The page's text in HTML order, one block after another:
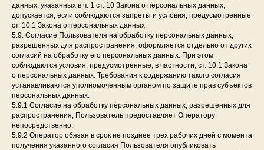
данных, указанных в ч. 1 ст. 10 Закона о персональных данных,
допускается, если соблюдаются запреты и условия, предусмотренные
ст. 10.1 Закона о персональных данных.
5.9. Согласие Пользователя на обработку персональных данных,
разрешенных для распространения, оформляется отдельно от других
согласий на обработку его персональных данных. При этом
соблюдаются условия, предусмотренные, в частности, ст. 10.1 Закона
о персональных данных. Требования к содержанию такого согласия
устанавливаются уполномоченным органом по защите прав субъектов
персональных данных.
5.9.1 Согласие на обработку персональных данных, разрешенных для
распространения, Пользователь предоставляет Оператору
непосредственно.
5.9.2 Оператор обязан в срок не позднее трех рабочих дней с момента
получения указанного согласия Пользователя опубликовать